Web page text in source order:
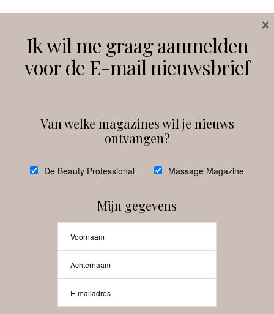
Instagram Facebook
debeautyprofessional
Beauty-Pro.nl
Ik wil me graag aanmelden
voor de E-mail nieuwsbrief
Van welke magazines wil je nieuws
ontvangen?
De Beauty Professional Massage Magazine
Mijn gegevens
×